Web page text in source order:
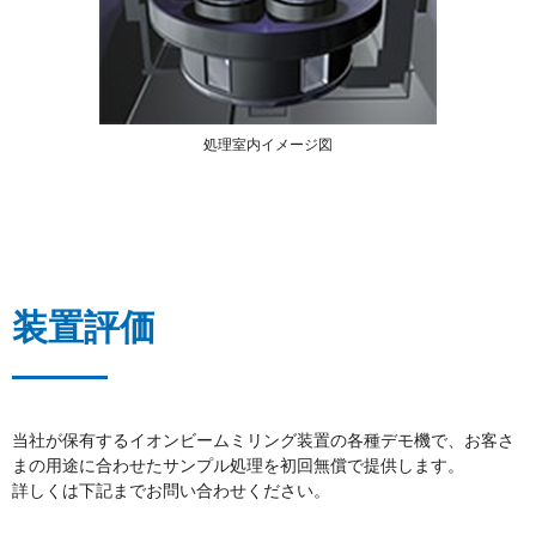
処理室内イメージ図
装置評価
当社が保有するイオンビームミリング装置の各種デモ機で、お客さ
まの用途に合わせたサンプル処理を初回無償で提供します。
詳しくは下記までお問い合わせください。